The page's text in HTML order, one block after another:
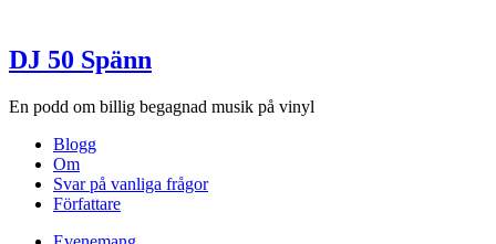
DJ 50 Spänn
En podd om billig begagnad musik på vinyl
Blogg
Om
Svar på vanliga frågor
Författare